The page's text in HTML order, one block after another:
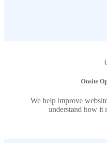
Onsite
We help improve
understand how it